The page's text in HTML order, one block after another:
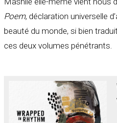
Poem, déclaration universelle
beauté du monde, si bien
ces deux volumes pénétrants.